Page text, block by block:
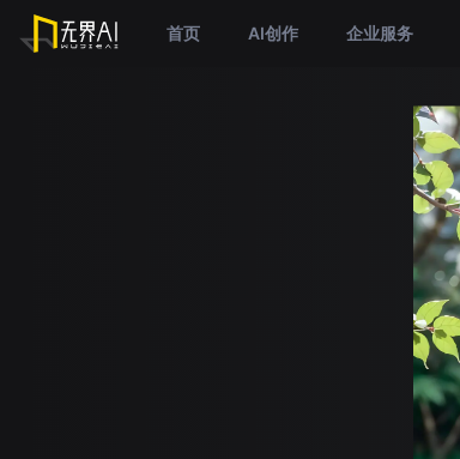
首页 AI创作 企业服务